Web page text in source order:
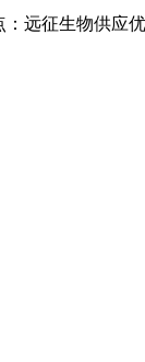
远征生物供应